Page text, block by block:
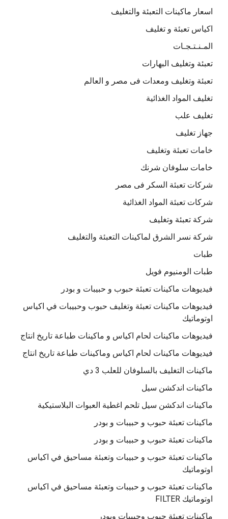
اسعار ماكينات التعبئة والتغليف
اكياس تعبئة و تغليف
المـنـتـجـات
تعبئة وتغليف البهارات
تعبئة وتغليف ومعدات فى مصر و العالم
تغليف المواد الغذائية
تغليف علب
جهاز تغليف
خامات تعبئة وتغليف
خامات سلوفان شرنك
شركات تعبئة السكر فى مصر
شركات تعبئة المواد الغذائية
شركة تعبئة وتغليف
شركة نسر الشرق لماكينات التعبئة والتغليف
طبات
طبات الومنيوم فويل
فيديوهات ماكينات تعبئة حبوب و حبيبات و بودر
فيديوهات ماكينات تعبئة وتغليف حبوب وحبيبات في اكياس
اوتوماتيك
فيديوهات ماكينات لحام اكياس و ماكينات طباعة تاريخ انتاج
فيديوهات ماكينات لحام اكياس وماكينات طباعة تاريخ انتاج
ماكينات التغليف بالسلوفان للعلب 3 دي
ماكينات اندكشن سيل
ماكينات اندكشن سيل تلحم اغطية العبوات البلاستيكية
ماكينات تعبئة حبوب و حبيبات و بودر
ماكينات تعبئة حبوب و حبيبات و بودر
ماكينات تعبئة حبوب و حبيبات وتعبئة مساحيق في اكياس
اوتوماتيك
ماكينات تعبئة حبوب و حبيبات وتعبئة مساحيق في اكياس
اوتوماتيك FILTER
ماكينات تعبئة حبوب وحبيبات وبودر